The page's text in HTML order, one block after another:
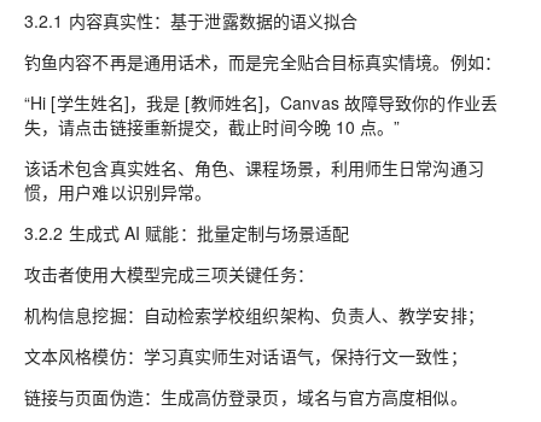
3.2.1 内容真实性：基于泄露数据的语义拟合
钓鱼内容不再是通用话术，而是完全贴合目标真实情境。例如：
“Hi [学生姓名]，我是 [教师姓名]，Canvas 故障导致你的作业丢
失，请点击链接重新提交，截止时间今晚 10 点。”
该话术包含真实姓名、角色、课程场景，利用师生日常沟通习
惯，用户难以识别异常。
3.2.2 生成式 AI 赋能：批量定制与场景适配
攻击者使用大模型完成三项关键任务：
机构信息挖掘：自动检索学校组织架构、负责人、教学安排；
文本风格模仿：学习真实师生对话语气，保持行文一致性；
链接与页面伪造：生成高仿登录页，域名与官方高度相似。